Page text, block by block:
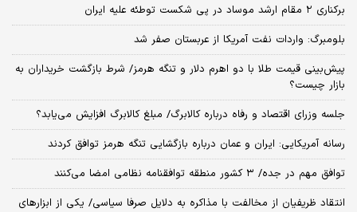
برکناری ۲ مقام‌ ارشد موساد در پی شکست توطئه علیه ایران
بلومبرگ: واردات نفت آمریکا از عربستان صفر شد
پیش‌بینی قیمت طلا با دو اهرم دلار و تنگه هرمز/ شرط بازگشت خریداران به
بازار چیست؟
جلسه وزرای اقتصاد و رفاه درباره کالابرگ/ مبلغ کالابرگ افزایش می‌یابد؟
رسانه آمریکایی: ایران و عمان درباره بازگشایی تنگه هرمز توافق کردند
توافق مهم در جده/ ۳ کشور منطقه توافقنامه نظامی امضا می‌کنند
انتقاد ظریفیان از مخالفت با مذاکره به دلایل صرفا سیاسی/ یکی از ابزارهای